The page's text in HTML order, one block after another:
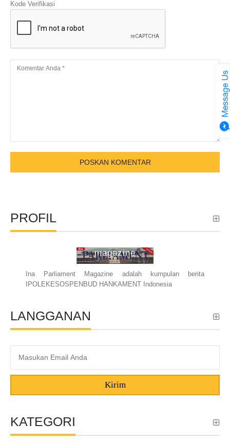
Kode Verifikasi
PROFIL
magazine
Ina Parliament Magazine adalah kumpulan berita
IPOLEKESOSPENBUD HANKAMENT Indonesia
LANGGANAN
Kirim
KATEGORI